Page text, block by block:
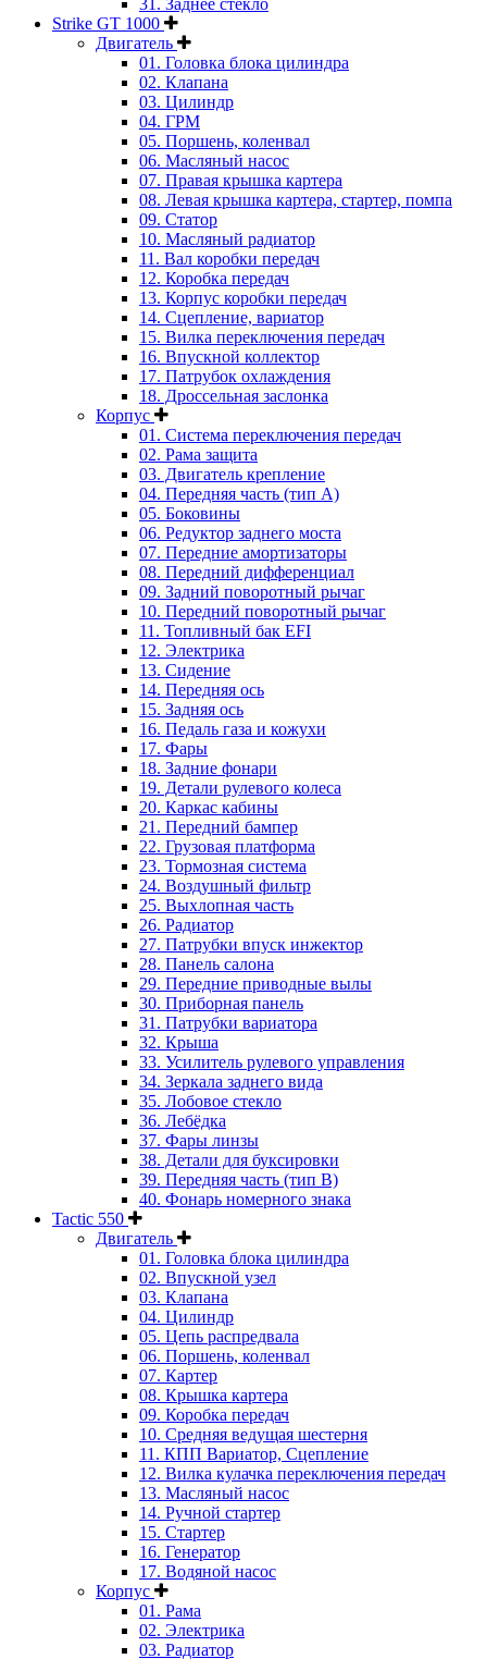
31. Заднее стекло
Strike GT 1000
Двигатель
01. Головка блока цилиндра
02. Клапана
03. Цилиндр
04. ГРМ
05. Поршень, коленвал
06. Масляный насос
07. Правая крышка картера
08. Левая крышка картера, стартер, помпа
09. Статор
10. Масляный радиатор
11. Вал коробки передач
12. Коробка передач
13. Корпус коробки передач
14. Сцепление, вариатор
15. Вилка переключения передач
16. Впускной коллектор
17. Патрубок охлаждения
18. Дроссельная заслонка
Корпус
01. Система переключения передач
02. Рама защита
03. Двигатель крепление
04. Передняя часть (тип А)
05. Боковины
06. Редуктор заднего моста
07. Передние амортизаторы
08. Передний дифференциал
09. Задний поворотный рычаг
10. Передний поворотный рычаг
11. Топливный бак EFI
12. Электрика
13. Сидение
14. Передняя ось
15. Задняя ось
16. Педаль газа и кожухи
17. Фары
18. Задние фонари
19. Детали рулевого колеса
20. Каркас кабины
21. Передний бампер
22. Грузовая платформа
23. Тормозная система
24. Воздушный фильтр
25. Выхлопная часть
26. Радиатор
27. Патрубки впуск инжектор
28. Панель салона
29. Передние приводные вылы
30. Приборная панель
31. Патрубки вариатора
32. Крыша
33. Усилитель рулевого управления
34. Зеркала заднего вида
35. Лобовое стекло
36. Лебёдка
37. Фары линзы
38. Детали для буксировки
39. Передняя часть (тип B)
40. Фонарь номерного знака
Tactic 550
Двигатель
01. Головка блока цилиндра
02. Впускной узел
03. Клапана
04. Цилиндр
05. Цепь распредвала
06. Поршень, коленвал
07. Картер
08. Крышка картера
09. Коробка передач
10. Средняя ведущая шестерня
11. КПП Вариатор, Сцепление
12. Вилка кулачка переключения передач
13. Масляный насос
14. Ручной стартер
15. Стартер
16. Генератор
17. Водяной насос
Корпус
01. Рама
02. Электрика
03. Радиатор